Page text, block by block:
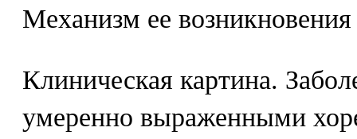
Механизм ее возникновения
Клиническая картина.
умеренно выраженными